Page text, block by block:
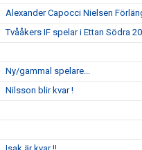
Alexander Capocci Nielsen
Tvååkers IF spelar i Ettan Södra
Ny/gammal spelare...
Nilsson blir kvar !